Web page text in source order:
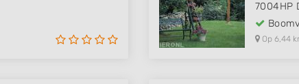
7004HP
Op 6,44